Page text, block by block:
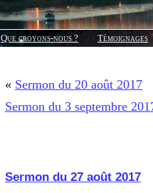
Que croyons-nous ?
Témoignages
« Sermon du 20 août 2017
Sermon du 3 septembre
Sermon du 27 août 2017